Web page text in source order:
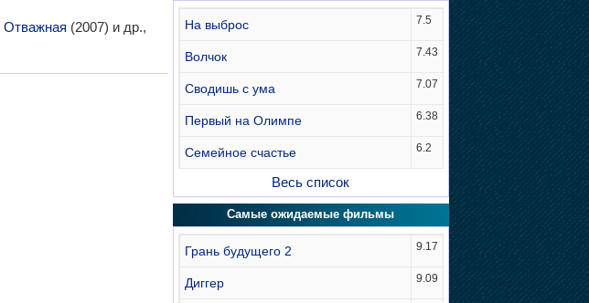
Отважная (2007) и др.,
На выброс 7.5
Волчок 7.43
Сводишь с ума 7.07
Первый на Олимпе 6.38
Семейное счастье 6.2
Весь список
Самые ожидаемые фильмы
Грань будущего 2 9.17
Диггер 9.09